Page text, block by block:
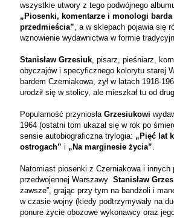
wszystkie utwory z tego podwójnego
„Piosenki, komentarze i monologi
przedmieścia”, a w sklepach pojawia się
wznowienie wydawnictwa w formie
Stanisław Grzesiuk, pisarz, pieśniarz,
obyczajów i specyficznego kolorytu starej
bardem Czerniakowa, żył w latach 1918-
urodził się w stolicy, ale mieszkał tu od
Popularność przyniosła Grzesiukowi
1964 (ostatni tom ukazał się w rok po
sensie autobiograficzna trylogia: „Pięć lat
ostrogach” i „Na marginesie życia”.
Natomiast piosenki z Czerniakowa i innych
przedwojennej Warszawy Stanisław
zawsze”, grając przy tym na bandżoli i
w czasie wojny (kiedy podtrzymywały na
ponure życie obozowe wykonawcy oraz